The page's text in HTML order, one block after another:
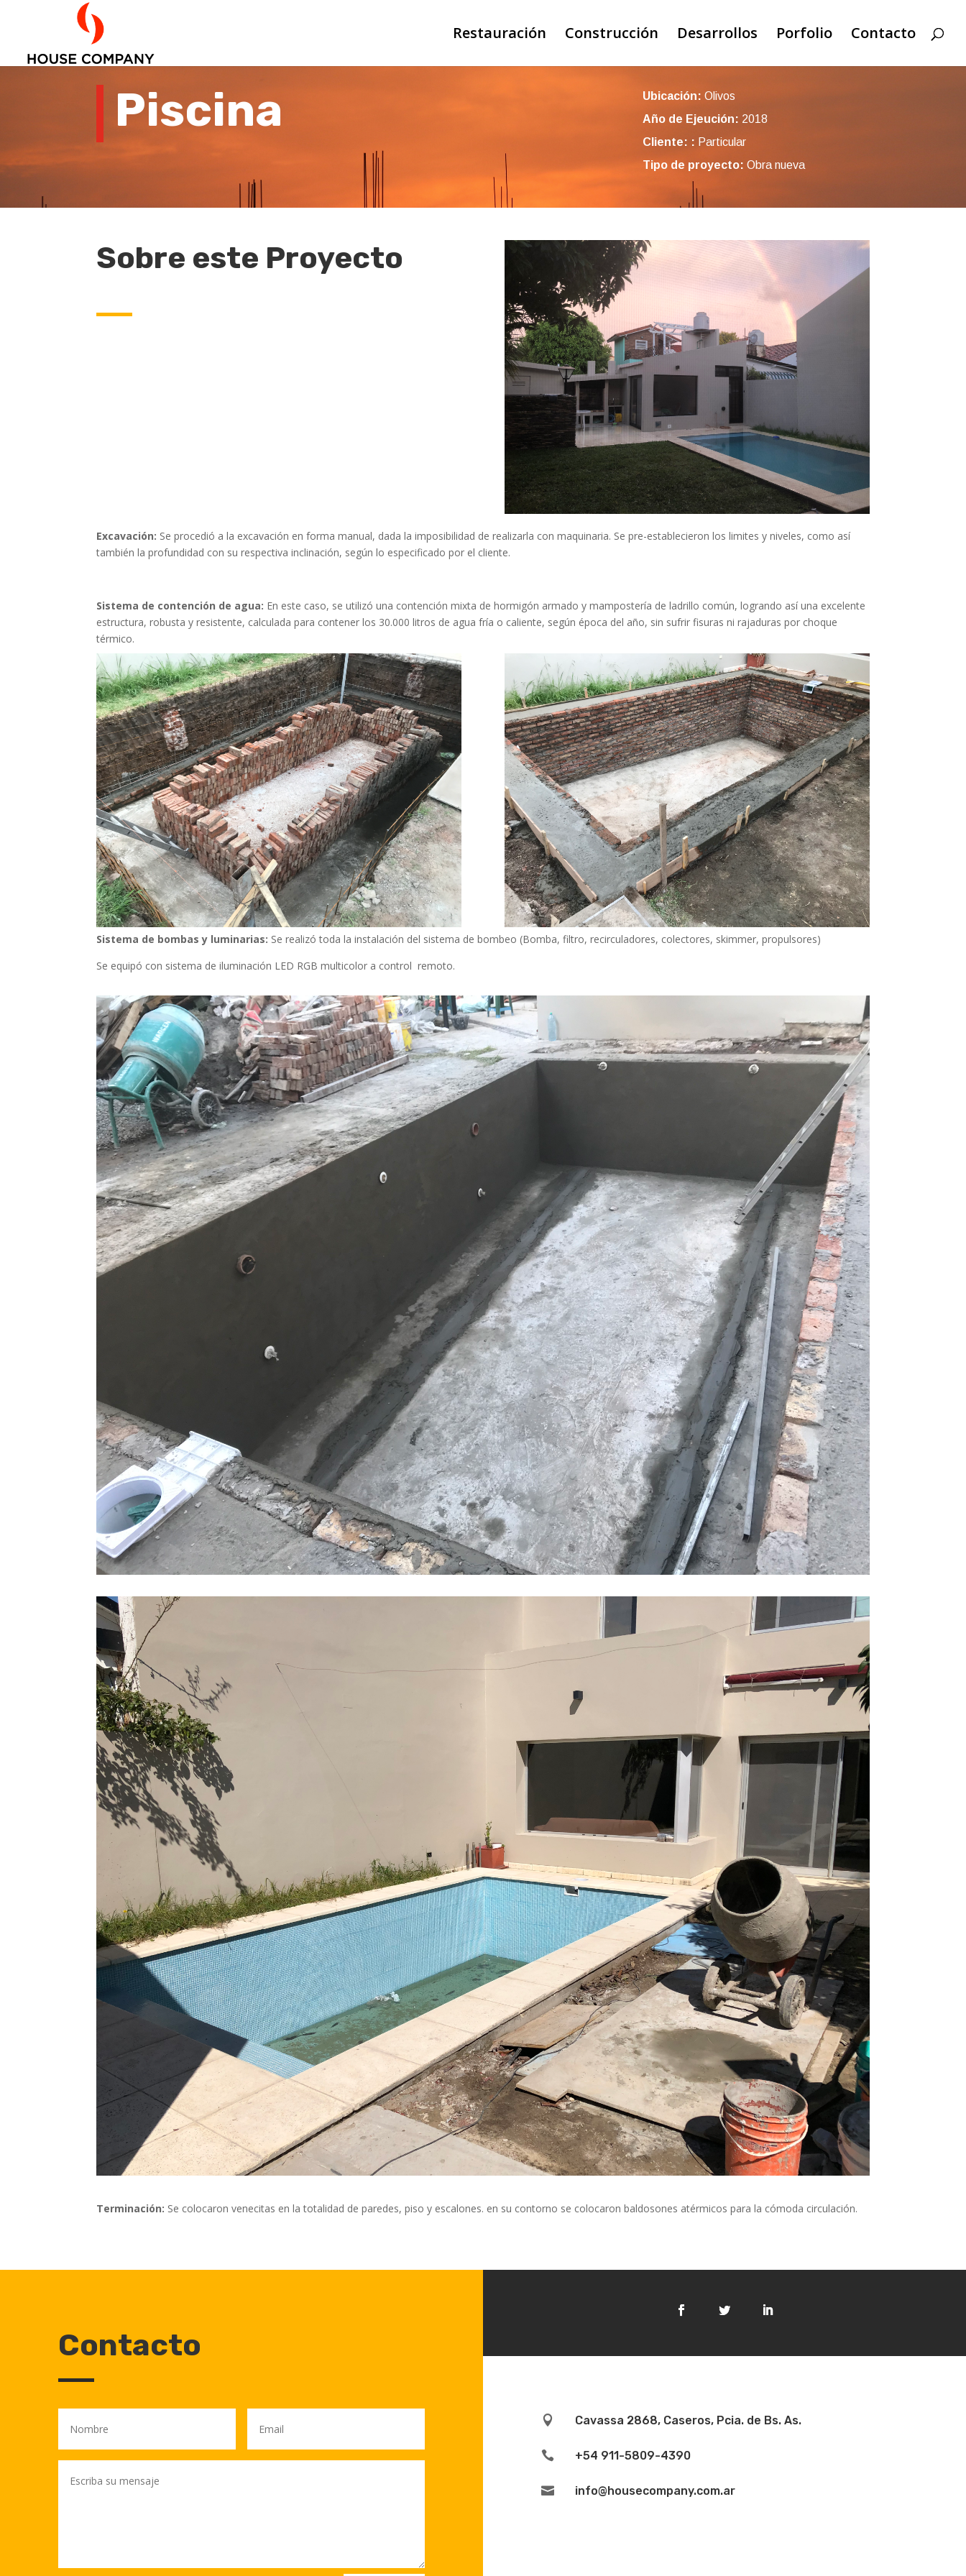
Restauración Construcción Desarrollos Porfolio Contacto
Piscina Ubicación: Olivos
Año de Ejeución: 2018
Cliente: : Particular
Tipo de proyecto: Obra nueva
Sobre este Proyecto
Excavación: Se procedió a la excavación en forma manual, dada la imposibilidad de realizarla con maquinaria. Se pre-establecieron los limites y niveles, como así
también la profundidad con su respectiva inclinación, según lo especificado por el cliente.
Sistema de contención de agua: En este caso, se utilizó una contención mixta de hormigón armado y mampostería de ladrillo común, logrando así una excelente
estructura, robusta y resistente, calculada para contener los 30.000 litros de agua fría o caliente, según época del año, sin sufrir fisuras ni rajaduras por choque
térmico.
Sistema de bombas y luminarias: Se realizó toda la instalación del sistema de bombeo (Bomba, filtro, recirculadores, colectores, skimmer, propulsores)
Se equipó con sistema de iluminación LED RGB multicolor a control remoto.
Terminación: Se colocaron venecitas en la totalidad de paredes, piso y escalones. en su contorno se colocaron baldosones atérmicos para la cómoda circulación.
Contacto
 Cavassa 2868, Caseros, Pcia. de Bs. As.
 +54 911-5809-4390
 info@housecompany.com.ar